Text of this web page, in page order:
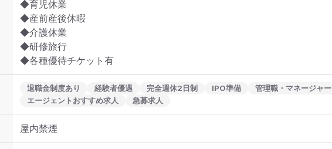
◆育児休業
◆産前産後休暇
◆介護休業
◆研修旅行
◆各種優待チケット有
退職金制度あり 経験者優遇 完全週休2日制 IPO準備
管理職・マネージャー
エージェントおすすめ求人
急募求人
屋内禁煙